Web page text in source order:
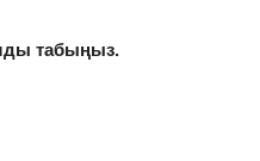
табыңыз.